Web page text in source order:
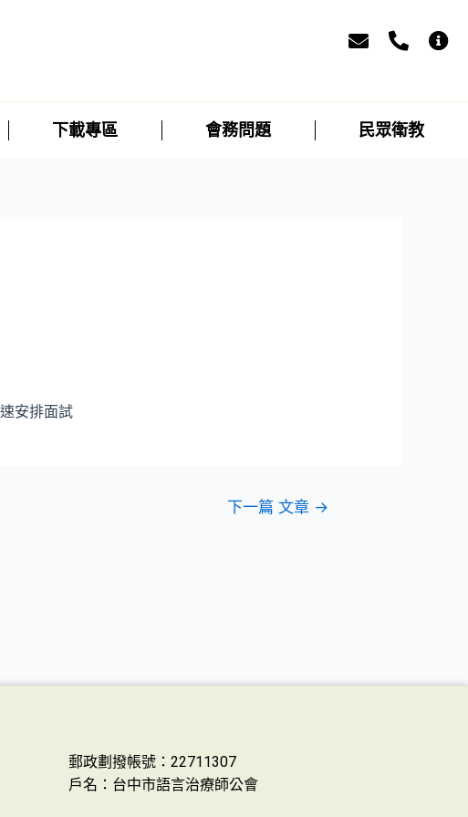
下載專區 會務問題 民眾衛教
安排面試
下一篇 文章 →
郵政劃撥帳號：22711307
戶名：台中市語言治療師公會